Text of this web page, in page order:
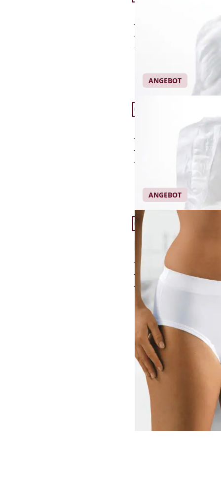
Damen-Slipeinlage
290 ml
hautfreundlich und
€ 12,95
Artikel 4 von 11.
ANGEBOT
Damen-Slipeinlage
15 Einweg-
950 ml
hautfreundlich und
€ 12,95
Artikel 7 von 11.
ANGEBOT
Damen-Sicherheitsslip
175 ml
reine Baumwolle
diskret wie ein
Einzelpreis